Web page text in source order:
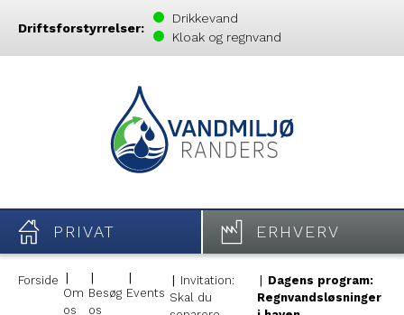
Driftsforstyrrelser:
Drikkevand
Kloak og regnvand
PRIVAT ERHVERV
Forside
Om
os
Besøg
os
Events
Invitation:
Skal du
Dagens program:
Regnvandsløsninger